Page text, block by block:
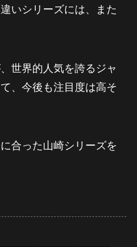
いシリーズには、また
世界的人気を誇るジャ
、今後も注目度は高そ
合った山崎シリーズを